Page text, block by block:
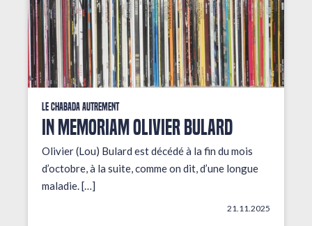
Le Chabada autrement
In Memoriam Olivier Bulard
Olivier (Lou) Bulard est décédé à la fin du mois
d’octobre, à la suite, comme on dit, d’une longue
maladie. […]
21.11.2025